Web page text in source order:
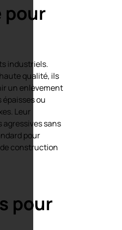
pour
industriels.
qualité, ils
un enlèvement
ou
Leur
sans
pour
de construction
pour